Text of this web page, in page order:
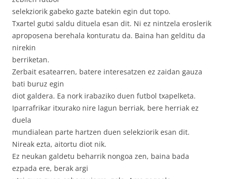
selekziorik gabeko gazte batekin egin dut topo.
Txartel gutxi saldu dituela esan dit. Ni ez nintzela eroslerik
aproposena berehala konturatu da. Baina han gelditu da
nirekin
berriketan.
Zerbait esatearren, batere interesatzen ez zaidan gauza
bati buruz egin
diot galdera. Ea nork irabaziko duen futbol txapelketa.
Iparrafrikar itxurako nire lagun berriak, bere herriak ez
duela
mundialean parte hartzen duen selekziorik esan dit.
Nireak ezta, aitortu diot nik.
Ez neukan galdetu beharrik nongoa zen, baina bada
ezpada ere, berak argi